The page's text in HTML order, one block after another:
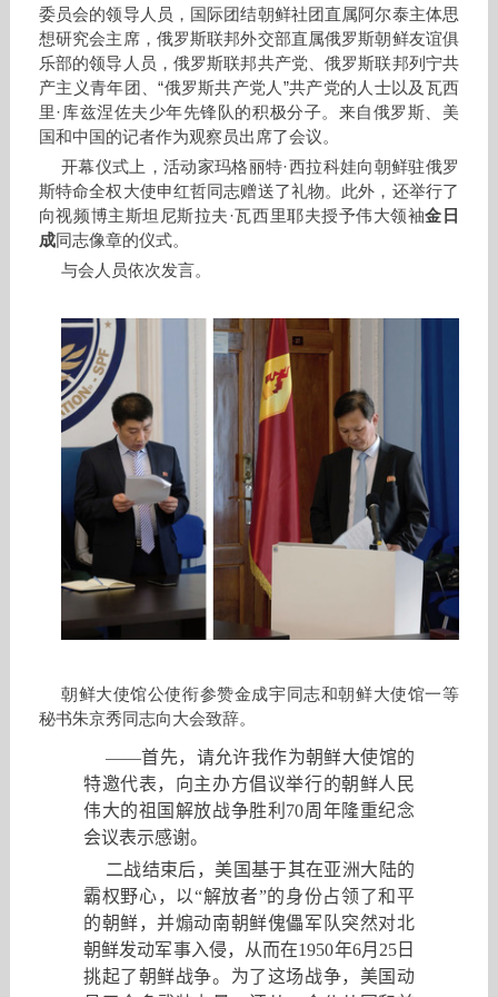
委员会的领导人员，国际团结朝鲜社团直属阿尔泰主体思
想研究会主席，俄罗斯联邦外交部直属俄罗斯朝鲜友谊俱
乐部的领导人员，俄罗斯联邦共产党、俄罗斯联邦列宁共
产主义青年团、“俄罗斯共产党人”共产党的人士以及瓦西
里·库兹涅佐夫少年先锋队的积极分子。来自俄罗斯、美
国和中国的记者作为观察员出席了会议。
开幕仪式上，活动家玛格丽特·西拉科娃向朝鲜驻俄罗
斯特命全权大使申红哲同志赠送了礼物。此外，还举行了
向视频博主斯坦尼斯拉夫·瓦西里耶夫授予伟大领袖金日
成同志像章的仪式。
与会人员依次发言。
朝鲜大使馆公使衔参赞金成宇同志和朝鲜大使馆一等
秘书朱京秀同志向大会致辞。
——首先，请允许我作为朝鲜大使馆的
特邀代表，向主办方倡议举行的朝鲜人民
伟大的祖国解放战争胜利 70周年隆重纪念
会议表示感谢。
二战结束后， 美国基于其在亚洲大陆的
霸权野心， 以“解放者”的身份占领了和平
的朝鲜，并煽动南朝鲜傀儡军队突然对北
朝鲜发动军事入侵， 从而在1950年6月 25日
挑起了朝鲜战争。为了这场战争， 美国动